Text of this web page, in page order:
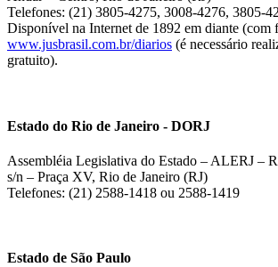
Telefones: (21) 3805-4275, 3008-4276, 3805-
Disponível na Internet de 1892 em diante (com
www.jusbrasil.com.br/diarios (é necessário
gratuito).
Estado do Rio de Janeiro - DORJ
Assembléia Legislativa do Estado – ALERJ –
s/n – Praça XV, Rio de Janeiro (RJ)
Telefones: (21) 2588-1418 ou 2588-1419
Estado de São Paulo